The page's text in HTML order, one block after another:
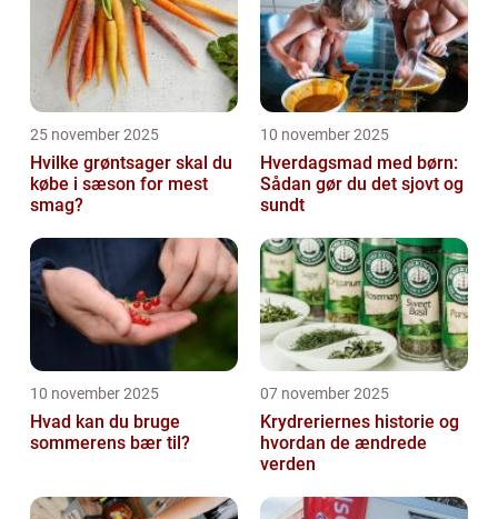
mange forskel...
25 november 2025
Hvilke grøntsager skal du
købe i sæson for mest
smag?
10 november 2025
Hverdagsmad med børn:
Sådan gør du det sjovt og
sundt
10 november 2025
Hvad kan du bruge
sommerens bær til?
07 november 2025
Krydreriernes historie og
hvordan de ændrede
verden